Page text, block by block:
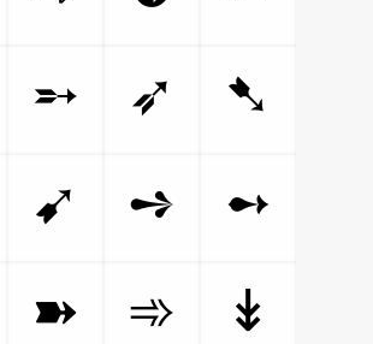
➵ ➶
➷
➹ ➺
➻
➽ ➾
↡